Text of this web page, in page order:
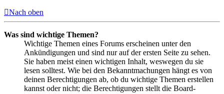
Nach oben
Was sind wichtige Themen?
Wichtige Themen eines Forums erscheinen unter den
Ankündigungen und sind nur auf der ersten Seite zu sehen.
Sie haben meist einen wichtigen Inhalt, weswegen du sie
lesen solltest. Wie bei den Bekanntmachungen hängt es von
deinen Berechtigungen ab, ob du wichtige Themen erstellen
kannst oder nicht; die Berechtigungen stellt die Board-